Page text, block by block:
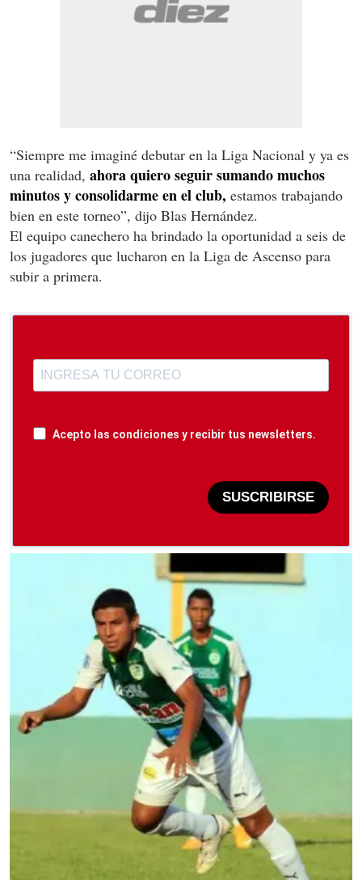
“Siempre me imaginé debutar en la Liga Nacional y ya es
una realidad, ahora quiero seguir sumando muchos
minutos y consolidarme en el club, estamos trabajando
bien en este torneo”, dijo Blas Hernández.
El equipo canechero ha brindado la oportunidad a seis de
los jugadores que lucharon en la Liga de Ascenso para
subir a primera.
Acepto las condiciones y recibir tus newsletters.
SUSCRIBIRSE